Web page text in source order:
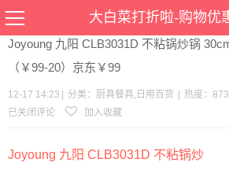
大白菜打折啦-购物优
当前位置： 优惠>厨具餐具日用百货>文章详
Joyoung 九阳 CLB3031D 不粘锅炒锅
（￥99-20）京东￥99
12-17 14:23 分类： 厨具餐具, 日用百货
热度：
已关闭评论
加入收藏
Joyoung 九阳 CLB3031D 不粘锅炒